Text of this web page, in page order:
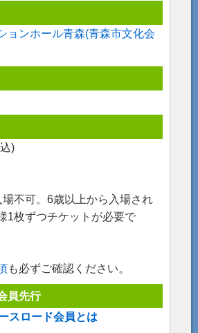
ョンホール青森(青森市文化会
)
場不可。6歳以上から入場され
1枚ずつチケットが必要で
も必ずご確認ください。
員先行
スロード会員とは